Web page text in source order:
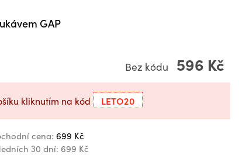
GAP
Bez kódu 596 Kč
kliknutím na kód LETO20
cena: 699 Kč
30 dní: 699 Kč